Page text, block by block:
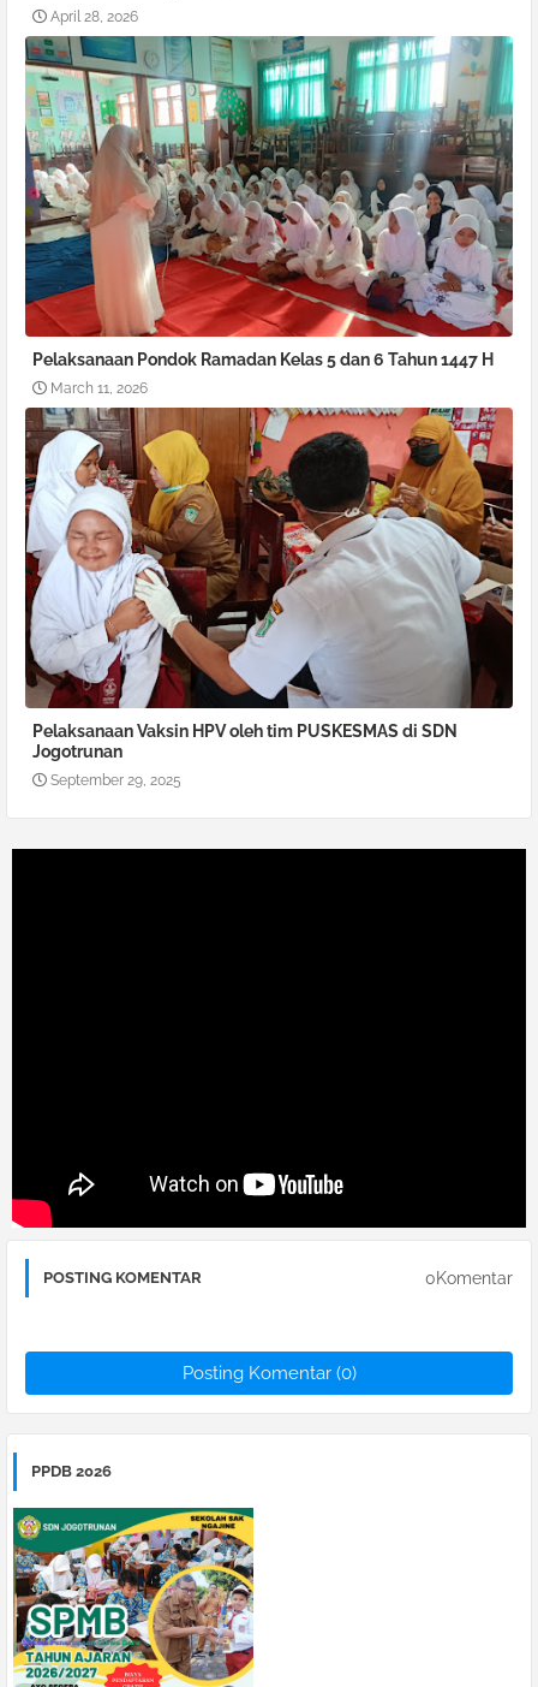
April 28, 2026
Pelaksanaan Pondok Ramadan Kelas 5 dan 6 Tahun 1447 H
March 11, 2026
Pelaksanaan Vaksin HPV oleh tim PUSKESMAS di SDN
Jogotrunan
September 29, 2025
POSTING KOMENTAR 0Komentar
Posting Komentar (0)
PPDB 2026